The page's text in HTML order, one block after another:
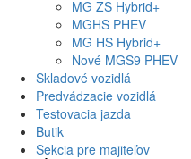
MG ZS Hybrid+
MGHS PHEV
MG HS Hybrid+
Nové MGS9 PHEV
Skladové vozidlá
Predvádzacie vozidlá
Testovacia jazda
Butik
Sekcia pre majiteľov